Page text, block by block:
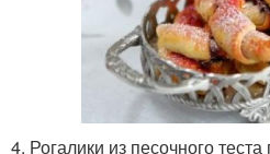
4. Рогалики из песочного